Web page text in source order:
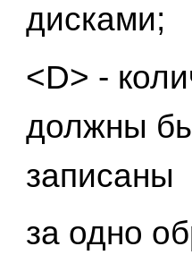
дисками;
<D> -
должны
записаны
за одно